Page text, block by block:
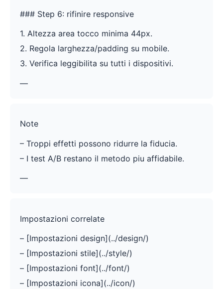
### Step 6: rifinire responsive
1. Altezza area tocco minima 44px.
2. Regola larghezza/padding su mobile.
3. Verifica leggibilita su tutti i dispositivi.
—
Note
– Troppi effetti possono ridurre la fiducia.
– I test A/B restano il metodo piu affidabile.
—
Impostazioni correlate
– [Impostazioni design](../design/)
– [Impostazioni stile](../style/)
– [Impostazioni font](../font/)
– [Impostazioni icona](../icon/)